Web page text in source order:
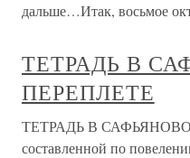
дальше…Итак, восьмое
ТЕТРАДЬ В
ПЕРЕПЛЕТЕ
ТЕТРАДЬ В
составленной по